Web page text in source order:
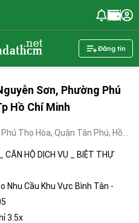
Đăng tin
Sơn, Phường Phú
Hồ Chí Minh
Thọ Hòa, Quận Tân Phú, Hồ
CĂN HỘ DỊCH VỤ _ BIỆT THỰ
Nhu Cầu Khu Vực Bình Tân -
3.5x